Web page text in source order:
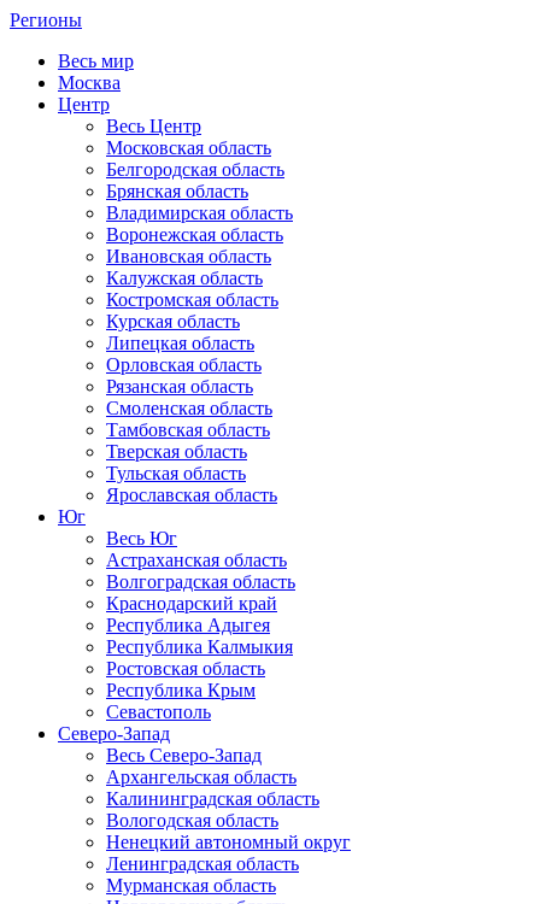
Регионы
Весь мир
Москва
Центр
Весь Центр
Московская область
Белгородская область
Брянская область
Владимирская область
Воронежская область
Ивановская область
Калужская область
Костромская область
Курская область
Липецкая область
Орловская область
Рязанская область
Смоленская область
Тамбовская область
Тверская область
Тульская область
Ярославская область
Юг
Весь Юг
Астраханская область
Волгоградская область
Краснодарский край
Республика Адыгея
Республика Калмыкия
Ростовская область
Республика Крым
Севастополь
Северо-Запад
Весь Северо-Запад
Архангельская область
Калининградская область
Вологодская область
Ненецкий автономный округ
Ленинградская область
Мурманская область